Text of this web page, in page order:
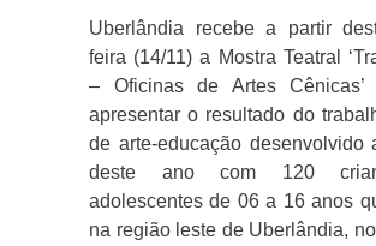
Uberlândia recebe a partir
feira (14/11) a Mostra Teatral
– Oficinas de Artes
apresentar o resultado do
de arte-educação desenvolvido
deste ano com 120
adolescentes de 06 a 16 anos
na região leste de Uberlândia,